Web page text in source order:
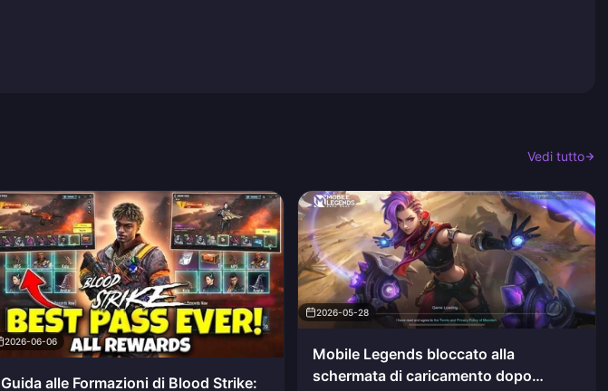
Vedi tutto
2026-06-06
Guida alle Formazioni di Blood Strike:
2026-05-28
Mobile Legends bloccato alla
schermata di caricamento dopo